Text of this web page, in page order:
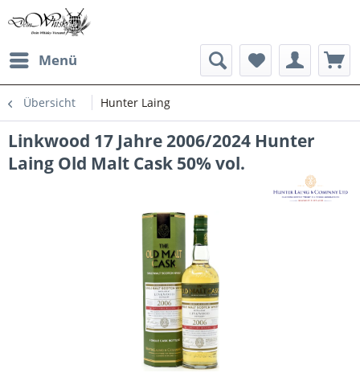
Menü
Übersicht Hunter Laing
Linkwood 17 Jahre 2006/2024 Hunter
Laing Old Malt Cask 50% vol.